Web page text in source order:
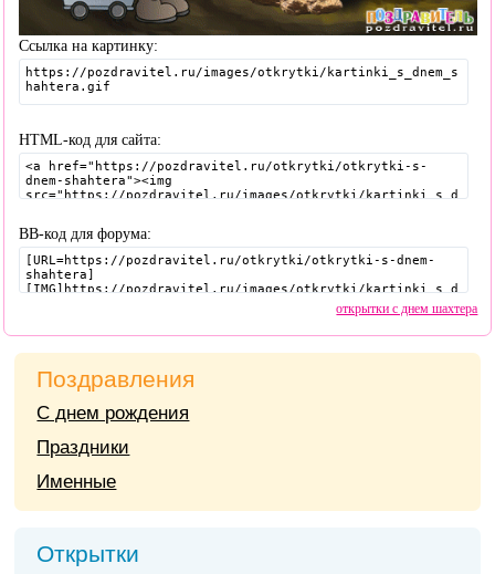
Ссылка на картинку:
HTML-код для сайта:
BB-код для форума:
открытки с днем шахтера
Поздравления
С днем рождения
Праздники
Именные
Открытки